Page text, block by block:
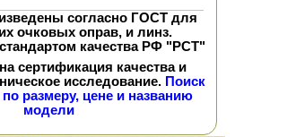
согласно ГОСТ для
очковых оправ, и линз.
качества РФ "РСТ"
сертификация качества и
исследование. Поиск
размеру, цене и названию
модели